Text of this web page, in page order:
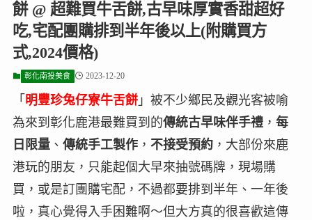
餅 @ 超難買牛舌餅,古早味厚實香甜超好
吃,宅配團購排到半年後以上(附購買方
式,2024價格)
彰化南投美食 2023-12-20
「 明豐珍兔仔寮牛舌餅」被不少鄉民及觀光客被喻
為來到彰化鹿港最難買到的傳統古早味伴手禮， 每
日限量、 傳統手工製作， 不接受預約，大部份來鹿
港玩的朋友，只能起個大早來抽號碼牌，現場購
買，或是訂團購宅配，不過都要排到半年、一年後
啦，真心覺得入手困難啊～但大方真的很喜歡這傳